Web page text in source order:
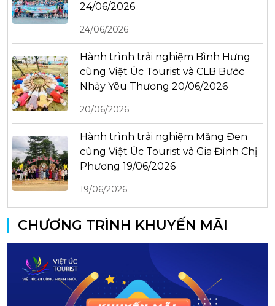
24/06/2026
24/06/2026
Hành trình trải nghiệm Bình Hưng
cùng Việt Úc Tourist và CLB Bước
Nhảy Yêu Thương 20/06/2026
20/06/2026
Hành trình trải nghiệm Măng Đen
cùng Việt Úc Tourist và Gia Đình Chị
Phương 19/06/2026
19/06/2026
CHƯƠNG TRÌNH KHUYẾN MÃI